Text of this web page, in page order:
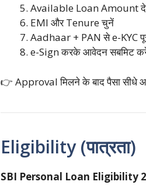
Available Loan Amount
EMI और Tenure चुनें
Aadhaar + PAN से e-KYC
e-Sign करके आवेदन सबमिट
👉 Approval मिलने के बाद पैसा सीधे
Eligibility (पात्रता)
SBI Personal Loan Eligibility